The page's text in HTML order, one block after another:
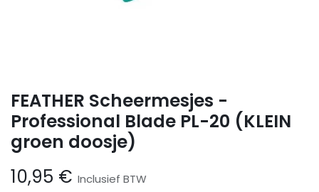
FEATHER Scheermesjes -
Professional Blade PL-20 (KLEIN
groen doosje)
10,95 € Inclusief BTW